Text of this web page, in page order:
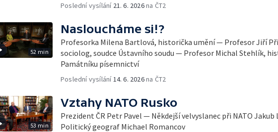
Poslední vysílání 21. 6. 2026na ČT2
52 min
Nasloucháme si!?
Profesorka Milena Bartlová, historička umění — Profesor Jiří
sociolog, soudce Ústavního soudu — Profesor Michal Stehlík,
Památníku písemnictví
Poslední vysílání 14. 6. 2026na ČT2
53 min
Vztahy NATO Rusko
Prezident ČR Petr Pavel — Někdejší velvyslanec při NATO Jakub
Politický geograf Michael Romancov